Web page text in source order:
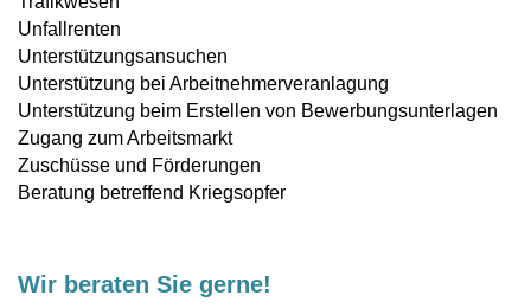
Unfallrenten
Unterstützungsansuchen
Unterstützung bei Arbeitnehmerveranlagung
Unterstützung beim Erstellen von Bewerbungsunterlagen
Zugang zum Arbeitsmarkt
Zuschüsse und Förderungen
Beratung betreffend Kriegsopfer
Wir beraten Sie gerne!